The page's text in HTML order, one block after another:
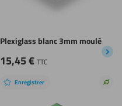
Plexiglass blanc 3mm moulé
15,45€ TTC
Enregistrer